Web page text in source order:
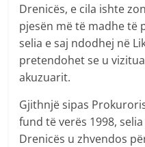
Drenicës, e cila ishte
pjesën më të madhe të
selia e saj ndodhej në
pretendohet se u
akuzuarit.
Gjithnjë sipas
fund të verës 1998,
Drenicës u zhvendos